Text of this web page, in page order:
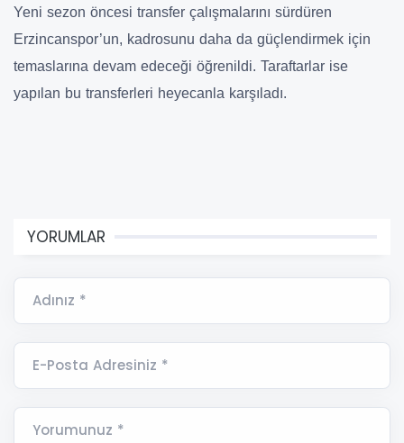
Yeni sezon öncesi transfer çalışmalarını sürdüren
Erzincanspor’un, kadrosunu daha da güçlendirmek için
temaslarına devam edeceği öğrenildi. Taraftarlar ise
yapılan bu transferleri heyecanla karşıladı.
YORUMLAR
Adınız *
E-Posta Adresiniz *
Yorumunuz *